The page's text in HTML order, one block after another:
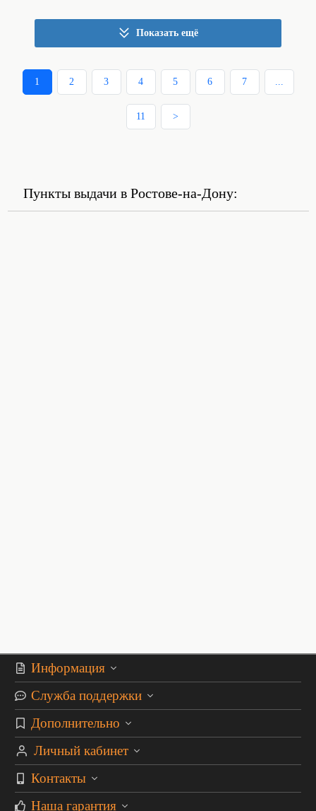
Показать ещё
1 2 3 4 5 6 7 ...
11 >
Пункты выдачи в Ростове-на-Дону:
Информация
Служба поддержки
Дополнительно
Личный кабинет
Контакты
Наша гарантия